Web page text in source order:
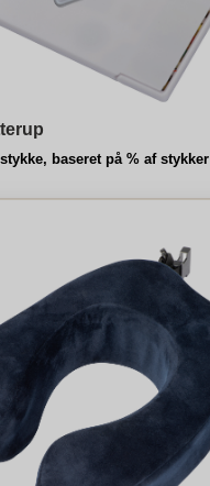
baseret på % af stykker